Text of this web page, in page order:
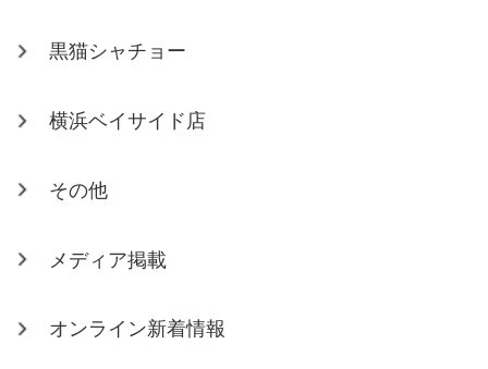
黒猫シャチョー
横浜ベイサイド店
その他
メディア掲載
オンライン新着情報